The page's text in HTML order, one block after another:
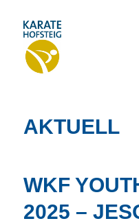
AKTUELL
WKF
2025 –